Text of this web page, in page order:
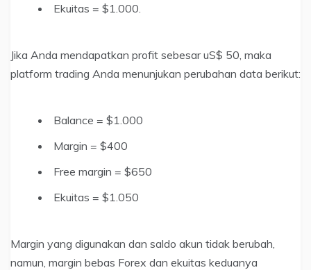
Ekuitas = $1.000.
Jika Anda mendapatkan profit sebesar uS$ 50, maka
platform trading Anda menunjukan perubahan data berikut:
Balance = $1.000
Margin = $400
Free margin = $650
Ekuitas = $1.050
Margin yang digunakan dan saldo akun tidak berubah,
namun, margin bebas Forex dan ekuitas keduanya